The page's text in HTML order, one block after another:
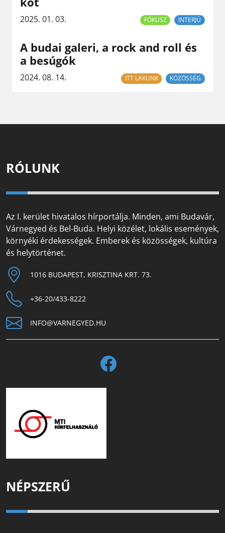
2025. 01. 03. FÓKUSZ INTERJÚ
A budai galeri, a rock and roll és
a besúgók
2024. 08. 14. ITT LAKUNK KÖZÖSSÉG
RÓLUNK
Az I. kerület hivatalos hírportálja. Minden, ami Budavár,
Várnegyed és Bel-Buda. Helyi közélet, lokális események,
környéki érdekességek. Emberek és közösségek, kultúra
és helytörténet.
1016 BUDAPEST, KRISZTINA KRT. 73.
+36-20/433-8222
INFO@VARNEGYED.HU
NÉPSZERŰ